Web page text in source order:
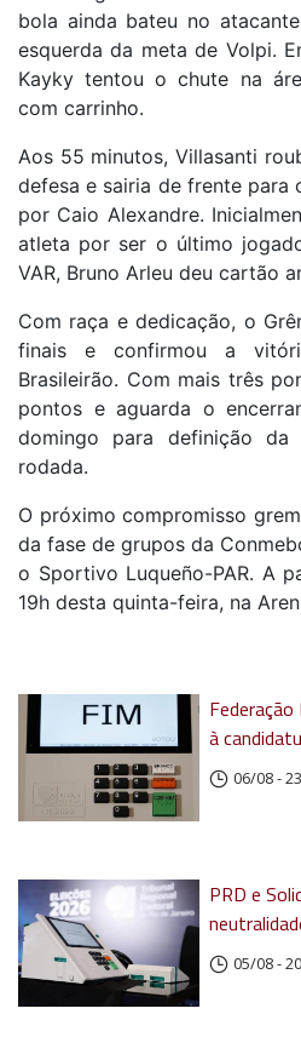
bola ainda bateu no
esquerda da meta de Volpi.
Kayky tentou o chute na
com carrinho.
Aos 55 minutos, Villasanti
defesa e sairia de frente para
por Caio Alexandre.
atleta por ser o último
VAR, Bruno Arleu deu cartão
Com raça e dedicação, o
finais e confirmou a
Brasileirão. Com mais três
pontos e aguarda o
domingo para definição
rodada.
O próximo compromisso
da fase de grupos da
o Sportivo Luqueño-PAR. A
19h desta quinta-feira, na
à
06/08 -
PRD e
05/08 -